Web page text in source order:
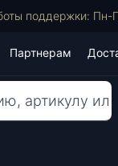
поддержки:
Партнерам